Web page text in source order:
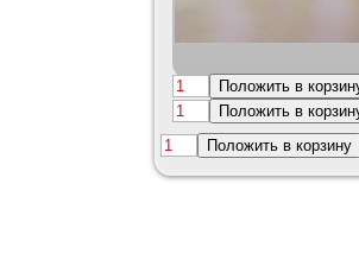
Положить в
Положить в
Положить в корзину